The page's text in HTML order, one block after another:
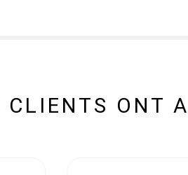
CLIENTS ONT